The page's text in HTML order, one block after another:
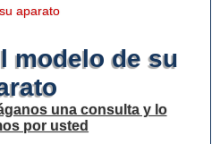
aparato
modelo de su
una consulta y lo
por usted